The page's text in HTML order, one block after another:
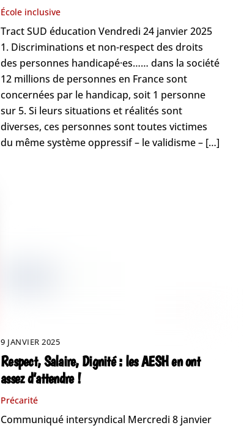
École inclusive
Tract SUD éducation Vendredi 24 janvier 2025
1. Discriminations et non-respect des droits
des personnes handicapé·es…… dans la société
12 millions de personnes en France sont
concernées par le handicap, soit 1 personne
sur 5. Si leurs situations et réalités sont
diverses, ces personnes sont toutes victimes
du même système oppressif – le validisme – […]
9 JANVIER 2025
Respect, Salaire, Dignité : les AESH en ont
assez d’attendre !
Précarité
Communiqué intersyndical Mercredi 8 janvier